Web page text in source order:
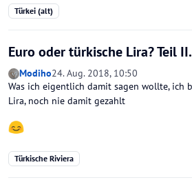
Türkei (alt)
Euro oder türkische Lira? Teil II.
Modiho24. Aug. 2018, 10:50
Was ich eigentlich damit sagen wollte, ich
Lira, noch nie damit gezahlt
Türkische Riviera